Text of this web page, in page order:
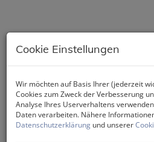
Beschreibung
Cookie Einstellungen
Wir möchten auf Basis Ihrer (jederzeit
Cookies zum Zweck der Verbesserung
Analyse Ihres Userverhaltens
Daten verarbeiten. Nähere
Datenschutzerklärung und unserer